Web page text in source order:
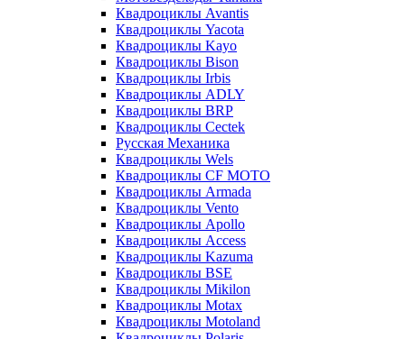
Квадроциклы Avantis
Квадроциклы Yacota
Квадроциклы Kayo
Квадроциклы Bison
Квадроциклы Irbis
Квадроциклы ADLY
Квадроциклы BRP
Квадроциклы Cectek
Русская Механика
Квадроциклы Wels
Квадроциклы CF MOTO
Квадроциклы Armada
Квадроциклы Vento
Квадроциклы Apollo
Квадроциклы Access
Квадроциклы Kazuma
Квадроциклы BSE
Квадроциклы Mikilon
Квадроциклы Motax
Квадроциклы Motoland